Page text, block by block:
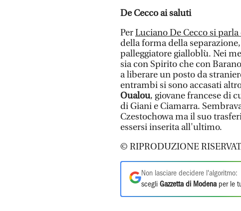
De Cecco ai saluti
PerLuciano De Cecco si
della forma della
palleggiatore gialloblù. Nei
sia con Spirito che con
a liberare un posto da
entrambi si sono accasati
Oualou, giovane francese di
di Giani e Ciamarra.
Czestochowa ma il suo
essersi inserita all'ultimo.
© RIPRODUZIONE
Non lasciare decidere l'algoritmo:
scegli Gazzetta di Modena per le